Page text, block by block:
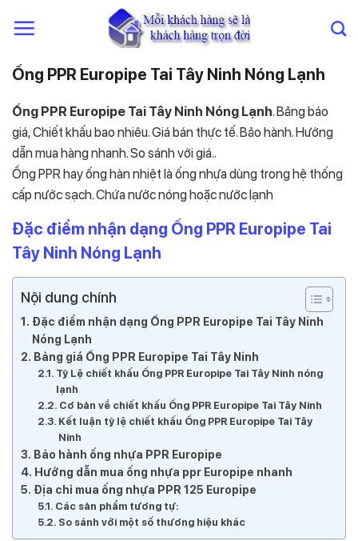
đến
dungỐng PPR Europipe Tai Tây Ninh Nóng Lạnh
Ống PPR Europipe Tai Tây Ninh Nóng Lạnh. Bảng báo
giá, Chiết khấu bao nhiêu. Giá bán thực tế. Bảo hành. Hướng
dẫn mua hàng nhanh. So sánh với giá..
Ống PPR hay ống hàn nhiệt là ống nhựa dùng trong hệ thống
cấp nước sạch. Chứa nước nóng hoặc nước lạnh
Đặc điểm nhận dạng Ống PPR Europipe Tai
Tây Ninh Nóng Lạnh
Nội dung chính
Đặc điểm nhận dạng Ống PPR Europipe Tai Tây Ninh
Nóng Lạnh
Bảng giá Ống PPR Europipe Tai Tây Ninh
Tỷ Lệ chiết khấu Ống PPR Europipe Tai Tây Ninh nóng
lạnh
Cơ bản về chiết khấu Ống PPR Europipe Tai Tây Ninh
Kết luận tỷ lệ chiết khấu Ống PPR Europipe Tai Tây
Ninh
Bảo hành ống nhựa PPR Europipe
Hướng dẫn mua ống nhựa ppr Europipe nhanh
Địa chỉ mua ống nhựa PPR 125 Europipe
Các sản phẩm tương tự:
So sánh với một số thương hiệu khác